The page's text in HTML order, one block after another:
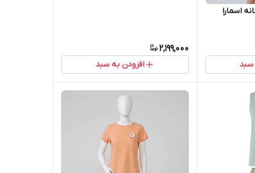
اسمارا
سبد
2,199,000
افزودن به سبد